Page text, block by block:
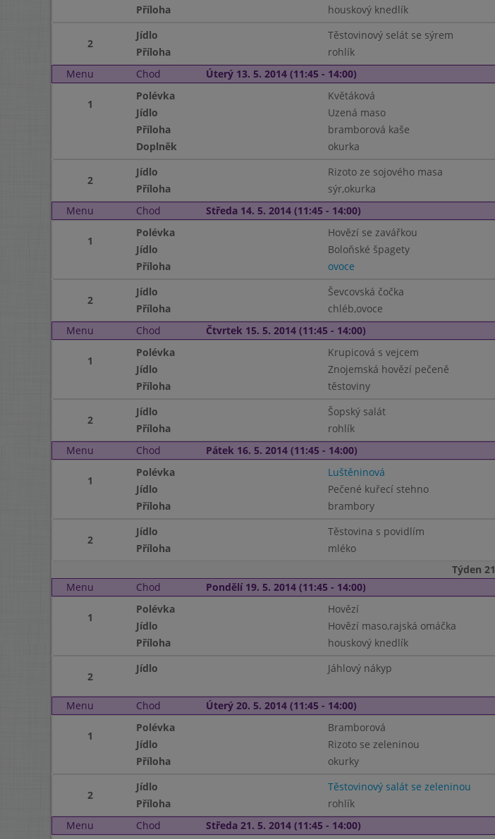
Příloha
houskový knedlík
2
Jídlo
Těstovinový selát se sýrem
Příloha
rohlík
Menu
Chod Úterý 13. 5. 2014 (11:45 - 14:00)
1
Polévka
Květáková
Jídlo
Uzená maso
Příloha
bramborová kaše
Doplněk
okurka
2
Jídlo
Rizoto ze sojového masa
Příloha
sýr,okurka
Menu
Chod Středa 14. 5. 2014 (11:45 - 14:00)
1
Polévka
Hovězí se zavářkou
Jídlo
Boloňské špagety
Příloha
ovoce
2
Jídlo
Ševcovská čočka
Příloha
chléb,ovoce
Menu
Chod Čtvrtek 15. 5. 2014 (11:45 - 14:00)
1
Polévka
Krupicová s vejcem
Jídlo
Znojemská hovězí pečeně
Příloha
těstoviny
2
Jídlo
Šopský salát
Příloha
rohlík
Menu
Chod Pátek 16. 5. 2014 (11:45 - 14:00)
1
Polévka
Luštěninová
Jídlo
Pečené kuřecí stehno
Příloha
brambory
2
Jídlo
Těstovina s povidlím
Příloha
mléko
Týden 21
Menu
Chod Pondělí 19. 5. 2014 (11:45 - 14:00)
1
Polévka
Hovězí
Jídlo
Hovězí maso,rajská omáčka
Příloha
houskový knedlík
2
Jídlo Jáhlový nákyp
Menu Chod Úterý 20. 5. 2014 (11:45 - 14:00)
1
Polévka
Bramborová
Jídlo
Rizoto se zeleninou
Příloha
okurky
2
Jídlo
Těstovinový salát se zeleninou
Příloha
rohlík
Menu
Chod Středa 21. 5. 2014 (11:45 - 14:00)